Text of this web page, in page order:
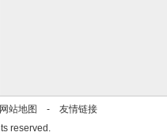
网站地图 - 友情链接
reserved.